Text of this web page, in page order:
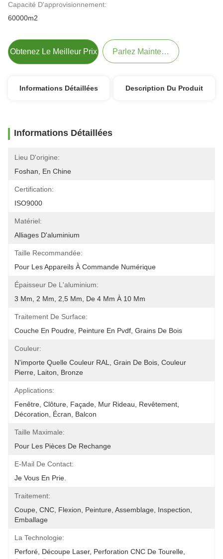
Capacité D'approvisionnement:
60000m2
Obtenez Le Meilleur Prix Parlez Maintenant.
Informations Détaillées Description Du Produit
Informations Détaillées
Lieu D'origine:
Foshan, En Chine
Certification:
ISO9000
Matériel:
Alliages D'aluminium
Taille Recommandée:
Pour Les Appareils À Commande Numérique
Épaisseur De L'aluminium:
3 Mm, 2 Mm, 2,5 Mm, De 4 Mm À 10 Mm
Traitement De Surface:
Couche En Poudre, Peinture En Pvdf, Grains De Bois
Couleur:
N'importe Quelle Couleur RAL, Grain De Bois, Couleur
Pierre, Laiton, Bronze
Applications:
Fenêtre, Clôture, Façade, Mur Rideau, Revêtement,
Décoration, Écran, Balcon
Taille Maximale:
Pour Les Pièces De Rechange
E-Mail De Contact:
Je Vous En Prie.
Traitement:
Coupe, CNC, Flexion, Peinture, Assemblage, Inspection,
Emballage
La Technologie:
Perforé, Découpe Laser, Perforation CNC De Tourelle,